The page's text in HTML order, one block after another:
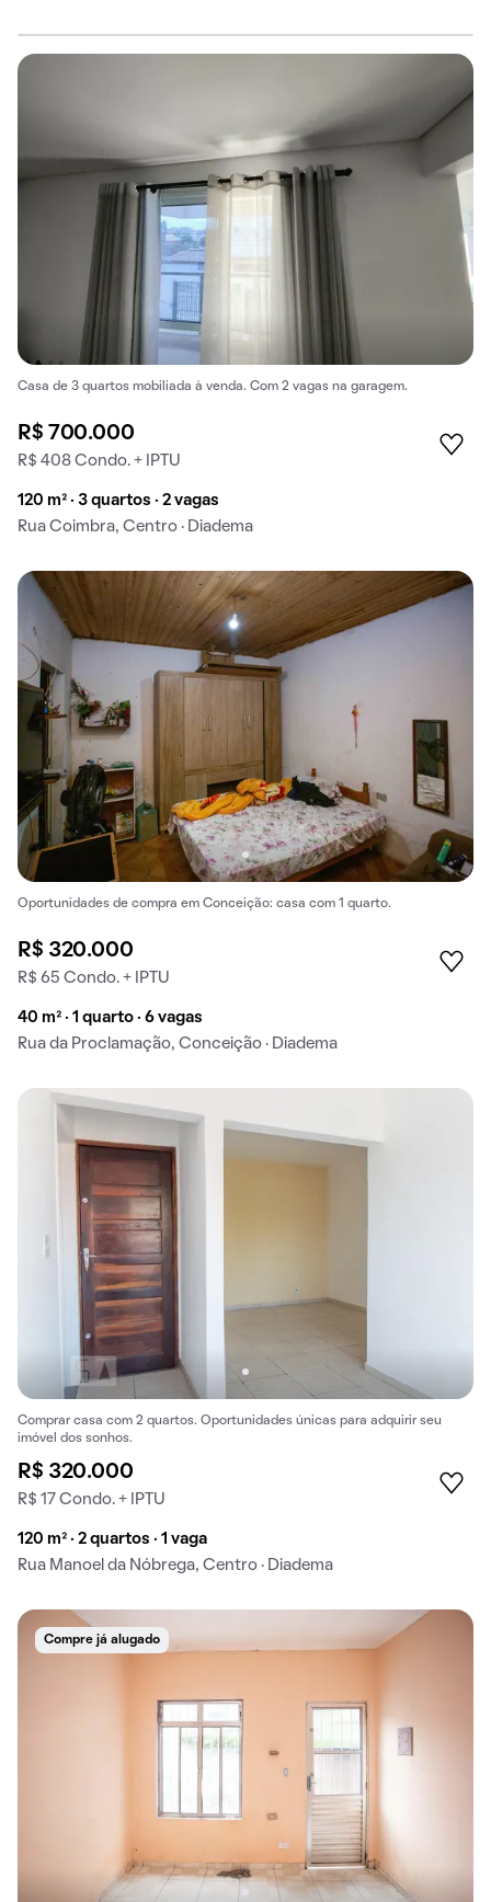
Casa de 3 quartos mobiliada à venda. Com 2 vagas na garagem.
R$ 700.000
R$ 408 Condo. + IPTU
120 m² · 3 quartos · 2 vagas
Rua Coimbra, Centro · Diadema
Oportunidades de compra em Conceição: casa com 1 quarto.
R$ 320.000
R$ 65 Condo. + IPTU
40 m² · 1 quarto · 6 vagas
Rua da Proclamação, Conceição · Diadema
Comprar casa com 2 quartos. Oportunidades únicas para adquirir seu
imóvel dos sonhos.
R$ 320.000
R$ 17 Condo. + IPTU
120 m² · 2 quartos · 1 vaga
Rua Manoel da Nóbrega, Centro · Diadema
Compre já alugado